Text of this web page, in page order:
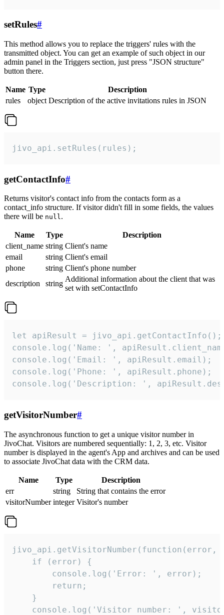
setRules#
This method allows you to replace the triggers' rules with the
transmitted object. You can get an example of such object in our
admin panel in the Triggers section, just press "JSON structure"
button there.
Name Type
Description
rules
object Description of the active invitations rules in JSON
jivo_api.setRules(rules);
getContactInfo#
Returns visitor's contact info from the contacts form as a
contact_info structure. If visitor didn't fill in some fields, the values
there will be null.
Name Type
Description
client_name string Client's name
email
string Client's email
phone
string Client's phone number
description
string
Additional information about the client that was
set with setContactInfo
let apiResult = jivo_api.getContactInfo();
console.log('Name: ',
console.log('Email: ', apiResult.email);
console.log('Phone: ', apiResult.phone);
console.log('Description: ',
getVisitorNumber#
The asynchronous function to get a unique visitor number in
JivoChat. Visitors are numbered sequentially: 1, 2, 3, etc. Visitor
number is displayed in the agent's App and archives and can be used
to associate JivoChat data with the CRM data.
Name Type
Description
err
string
String that contains the error
visitorNumber integer Visitor's number
jivo_api.getVisitorNumber(function(error,
    if (error) {
        console.log('Error: ', error);
        return;
    }
console.log('Visitor number: ',